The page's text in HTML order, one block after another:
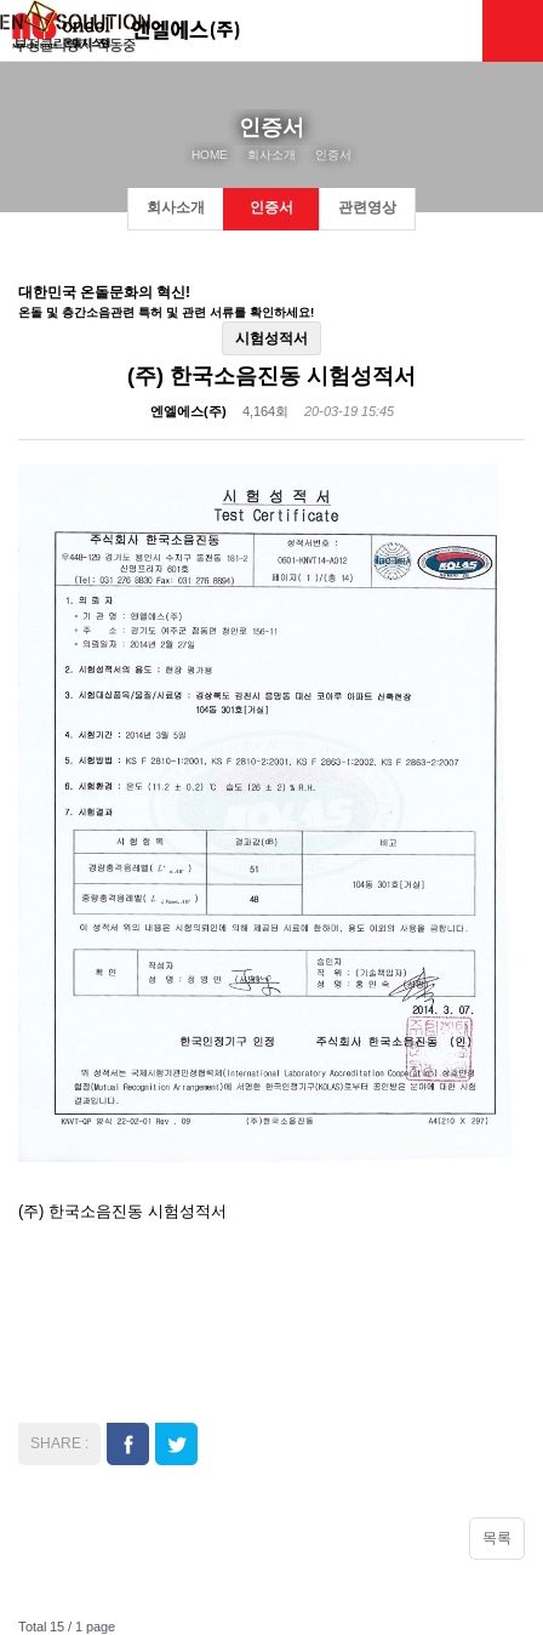
인증서
HOME 회사소개 인증서
회사소개 인증서 관련영상
대한민국 온돌문화의 혁신!
온돌 및 층간소음관련 특허 및 관련 서류를 확인하세요!
시험성적서
(주) 한국소음진동 시험성적서
엔엘에스(주) 4,164회 20-03-19 15:45
(주) 한국소음진동 시험성적서
목록
Total 15 / 1 page